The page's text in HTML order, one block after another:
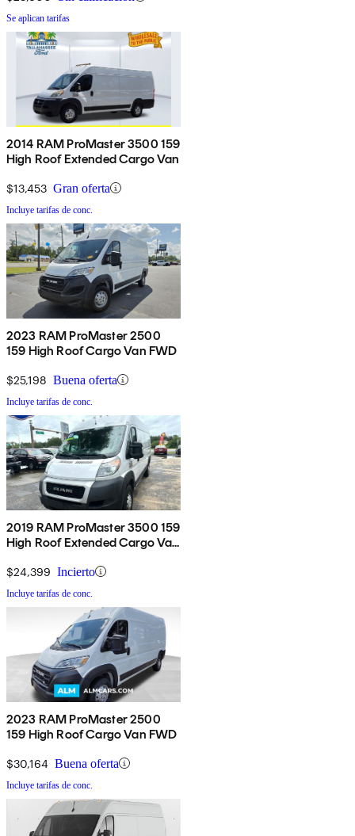
Se aplican tarifas
2014 RAM ProMaster 3500 159
High Roof Extended Cargo Van
$13,453 Gran oferta
Incluye tarifas de conc.
2023 RAM ProMaster 2500
159 High Roof Cargo Van FWD
$25,198 Buena oferta
Incluye tarifas de conc.
2019 RAM ProMaster 3500 159
High Roof Extended Cargo Van
$24,399 Incierto
Incluye tarifas de conc.
2023 RAM ProMaster 2500
159 High Roof Cargo Van FWD
$30,164 Buena oferta
Incluye tarifas de conc.